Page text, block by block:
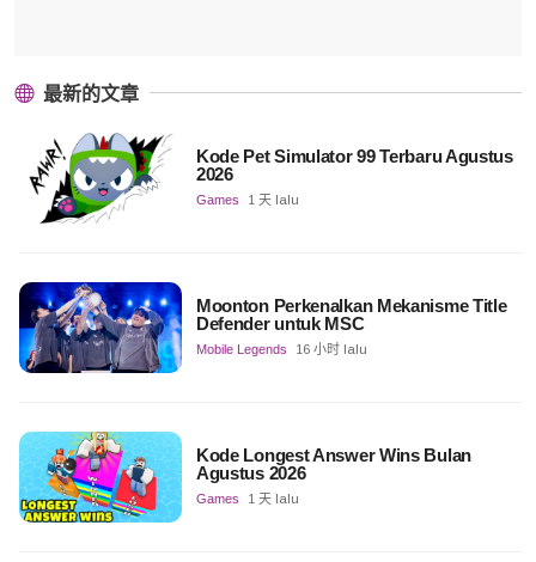
最新的文章
Kode Pet Simulator 99 Terbaru Agustus
2026
Games 1 天 lalu
Moonton Perkenalkan Mekanisme Title
Defender untuk MSC
Mobile Legends 16 小时 lalu
Kode Longest Answer Wins Bulan
Agustus 2026
Games 1 天 lalu